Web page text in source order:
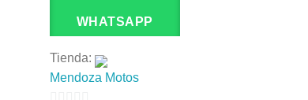
WHATSAPP
Tienda:
Mendoza Motos